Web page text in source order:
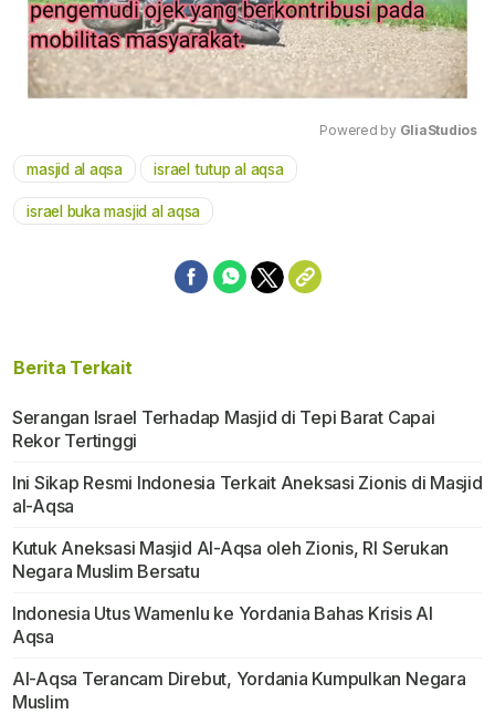
Powered by GliaStudios
masjid al aqsa israel tutup al aqsa
israel buka masjid al aqsa
Berita Terkait
Serangan Israel Terhadap Masjid di Tepi Barat Capai
Rekor Tertinggi
Ini Sikap Resmi Indonesia Terkait Aneksasi Zionis di Masjid
al-Aqsa
Kutuk Aneksasi Masjid Al-Aqsa oleh Zionis, RI Serukan
Negara Muslim Bersatu
Indonesia Utus Wamenlu ke Yordania Bahas Krisis Al
Aqsa
Al-Aqsa Terancam Direbut, Yordania Kumpulkan Negara
Muslim